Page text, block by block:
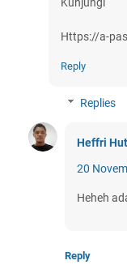
Kunjungi
Https://a-
Reply
Replies
Heffri
20
Heheh
Reply